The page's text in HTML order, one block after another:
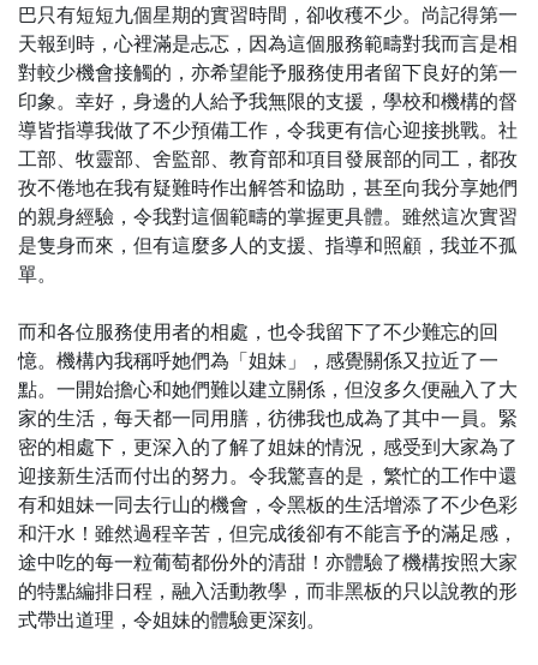
巴只有短短九個星期的實習時間，卻收穫不少。尚記得第一
天報到時，心裡滿是忐忑，因為這個服務範疇對我而言是相
對較少機會接觸的，亦希望能予服務使用者留下良好的第一
印象。幸好，身邊的人給予我無限的支援，學校和機構的督
導皆指導我做了不少預備工作，令我更有信心迎接挑戰。社
工部、牧靈部、舍監部、教育部和項目發展部的同工，都孜
孜不倦地在我有疑難時作出解答和協助，甚至向我分享她們
的親身經驗，令我對這個範疇的掌握更具體。雖然這次實習
是隻身而來，但有這麼多人的支援、指導和照顧，我並不孤
單。
而和各位服務使用者的相處，也令我留下了不少難忘的回
憶。機構內我稱呼她們為「姐妹」，感覺關係又拉近了一
點。一開始擔心和她們難以建立關係，但沒多久便融入了大
家的生活，每天都一同用膳，彷彿我也成為了其中一員。緊
密的相處下，更深入的了解了姐妹的情況，感受到大家為了
迎接新生活而付出的努力。令我驚喜的是，繁忙的工作中還
有和姐妹一同去行山的機會，令黑板的生活增添了不少色彩
和汗水！雖然過程辛苦，但完成後卻有不能言予的滿足感，
途中吃的每一粒葡萄都份外的清甜！亦體驗了機構按照大家
的特點編排日程，融入活動教學，而非黑板的只以說教的形
式帶出道理，令姐妹的體驗更深刻。